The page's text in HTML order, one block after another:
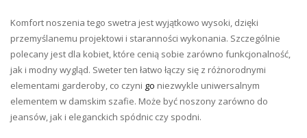
Komfort noszenia tego swetra jest wyjątkowo wysoki, dzięki
przemyślanemu projektowi i staranności wykonania. Szczególnie
polecany jest dla kobiet, które cenią sobie zarówno funkcjonalność,
jak i modny wygląd. Sweter ten łatwo łączy się z różnorodnymi
elementami garderoby, co czyni go niezwykle uniwersalnym
elementem w damskim szafie. Może być noszony zarówno do
jeansów, jak i eleganckich spódnic czy spodni.